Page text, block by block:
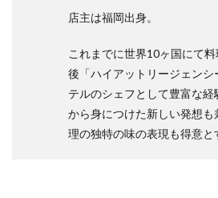
店主は福岡出身。
これまでに世界10ヶ国にて
後「ハイアットリージェン
テルのシェフとして豊富な
から身につけた新しい発想
理の独特の味の表現も得意と